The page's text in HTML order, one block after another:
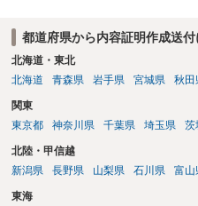
都道府県から内容証明作成送
北海道・東北
北海道
青森県 岩手県 宮城県 秋田
関東
東京都
神奈川県 千葉県 埼玉県 茨
北陸・甲信越
新潟県
長野県 山梨県 石川県 富山
東海